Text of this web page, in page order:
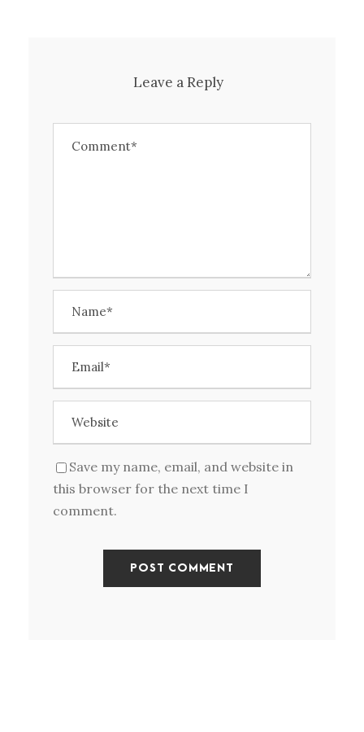
Leave a Reply
Save my name, email, and website in
this browser for the next time I
comment.